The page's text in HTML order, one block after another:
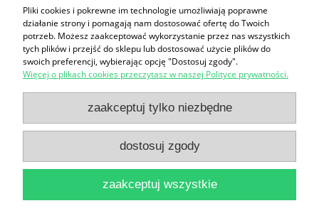
« 1 2 3 4
Zakupy
Pomoc
Polecamy
Moje konto
Informacje
Pliki cookies i pokrewne im technologie umożliwiają poprawne
działanie strony i pomagają nam dostosować ofertę do Twoich
potrzeb. Możesz zaakceptować wykorzystanie przez nas wszystkich
tych plików i przejść do sklepu lub dostosować użycie plików do
swoich preferencji, wybierając opcję "Dostosuj zgody".
Więcej o plikach cookies przeczytasz w naszej Polityce prywatności.
zaakceptuj tylko niezbędne
dostosuj zgody
zaakceptuj wszystkie